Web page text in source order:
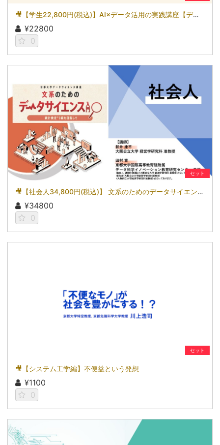
🎥【学生22,800円(税込)】AI×データ活用の実践講座【データサイエンス基礎編】〜数理・データサイエンス・AI（応用基礎レベル）モデルカリキュラム準拠〜［京都大学データサイエンス講座］（2026）
¥22800
0
セット
🎥【社会人34,800円(税込)】 文系のためのデータサイエンス入門～統計検定(R)3級を目指して～［京都大学データサイエンス講座］（2026）
¥34800
0
セット
🎥【システム工学編】不便益という発想
¥1100
0